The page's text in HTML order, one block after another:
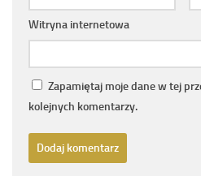
Witryna internetowa
Zapamiętaj moje dane w tej
kolejnych komentarzy.